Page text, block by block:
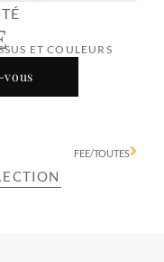
ET COULEURS
vous
FEE/TOUTES